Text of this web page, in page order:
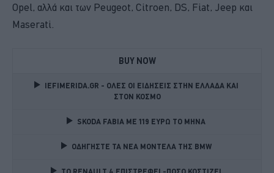
Opel, αλλά και των Peugeot, Citroen, DS, Fiat, Jeep και
Maserati.
BUY NOW
IEFIMERIDA.GR - ΟΛΕΣ ΟΙ ΕΙΔΗΣΕΙΣ ΣΤΗΝ ΕΛΛΑΔΑ ΚΑΙ
ΣΤΟΝ ΚΟΣΜΟ
SKODA FABIA ME 119 ΕΥΡΩ ΤΟ ΜΗΝΑ
ΟΔΗΓΗΣΤΕ ΤΑ ΝΕΑ ΜΟΝΤΕΛΑ ΤΗΣ BMW
TO RENAULT 4 ΕΠΙΣΤΡΕΦΕΙ -ΠΟΣΟ ΚΟΣΤΙΖΕΙ